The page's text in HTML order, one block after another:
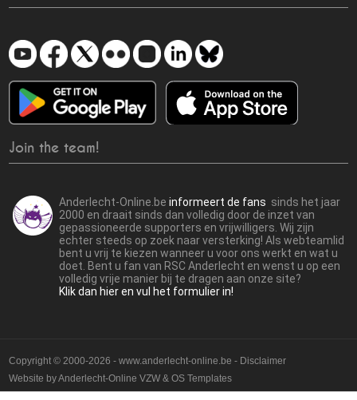
Join the team!
Anderlecht-Online.beinformeert de fans sinds het jaar
2000 en draait sinds dan volledig door de inzet van
gepassioneerde supporters en vrijwilligers. Wij zijn
echter steeds op zoek naar versterking! Als webteamlid
bent u vrij te kiezen wanneer u voor ons werkt en wat u
doet. Bent u fan van RSC Anderlecht en wenst u op een
volledig vrije manier bij te dragen aan onze site?
Klik dan hier en vul het formulier in!
Copyright © 2000-2026 - www.anderlecht-online.be - Disclaimer
Website byAnderlecht-Online VZW &OS Templates